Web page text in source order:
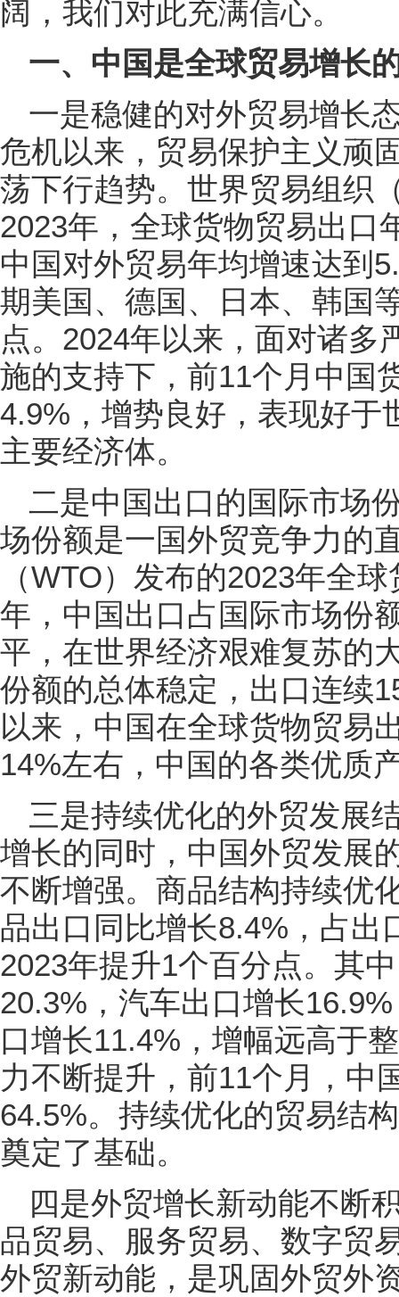
阔，我们对此充满信心。
一、中国是全球贸易增长
一是稳健的对外贸易增长
危机以来，贸易保护主义顽
荡下行趋势。世界贸易组织
2023年，全球货物贸易出口
中国对外贸易年均增速达到
期美国、德国、日本、韩国
点。2024年以来，面对诸多
施的支持下，前11个月中国
4.9%，增势良好，表现好于
主要经济体。
二是中国出口的国际市场
场份额是一国外贸竞争力的
（WTO）发布的2023年全
年，中国出口占国际市场份
平，在世界经济艰难复苏的
份额的总体稳定，出口连续
以来，中国在全球货物贸易
14%左右，中国的各类优质
三是持续优化的外贸发展
增长的同时，中国外贸发展
不断增强。商品结构持续优
品出口同比增长8.4%，占出
2023年提升1个百分点。其
20.3%，汽车出口增长
口增长11.4%，增幅远高于
力不断提升，前11个月，中
64.5%。持续优化的贸易结
奠定了基础。
四是外贸增长新动能不断
品贸易、服务贸易、数字贸
外贸新动能，是巩固外贸外